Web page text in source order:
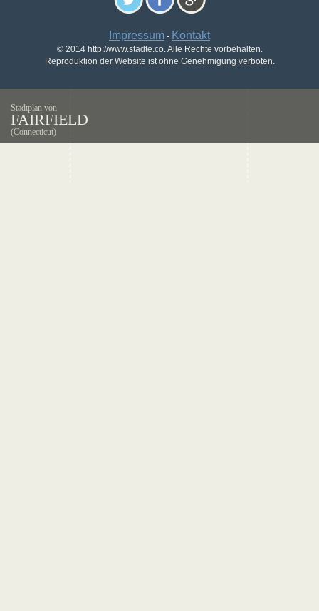
Impressum - Kontakt
© 2014 http://www.stadte.co. Alle Rechte vorbehalten.
Reproduktion der Website ist ohne Genehmigung verboten.
Stadtplan von
FAIRFIELD
(Connecticut)